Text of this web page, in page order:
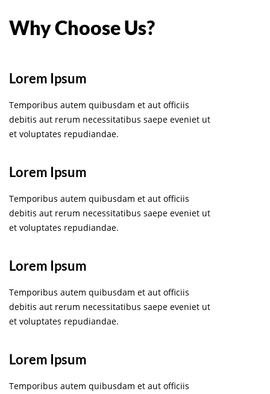
Why Choose Us?
Lorem Ipsum
Temporibus autem quibusdam et aut officiis
debitis aut rerum necessitatibus saepe eveniet ut
et voluptates repudiandae.
Lorem Ipsum
Temporibus autem quibusdam et aut officiis
debitis aut rerum necessitatibus saepe eveniet ut
et voluptates repudiandae.
Lorem Ipsum
Temporibus autem quibusdam et aut officiis
debitis aut rerum necessitatibus saepe eveniet ut
et voluptates repudiandae.
Lorem Ipsum
Temporibus autem quibusdam et aut officiis